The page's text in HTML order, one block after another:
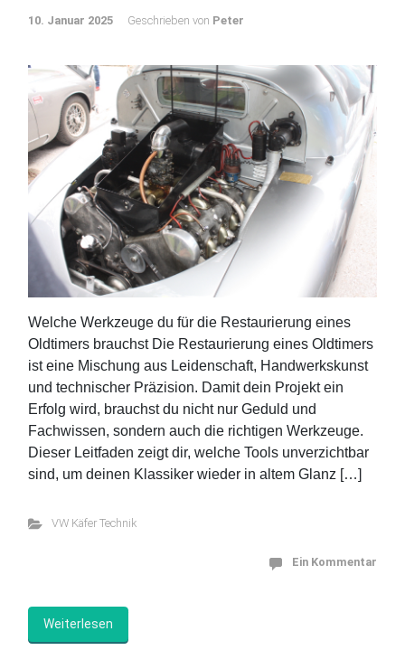
10. Januar 2025 Geschrieben von Peter
Welche Werkzeuge du für die Restaurierung eines
Oldtimers brauchst Die Restaurierung eines Oldtimers
ist eine Mischung aus Leidenschaft, Handwerkskunst
und technischer Präzision. Damit dein Projekt ein
Erfolg wird, brauchst du nicht nur Geduld und
Fachwissen, sondern auch die richtigen Werkzeuge.
Dieser Leitfaden zeigt dir, welche Tools unverzichtbar
sind, um deinen Klassiker wieder in altem Glanz […]
VW Käfer Technik
Ein Kommentar
Weiterlesen